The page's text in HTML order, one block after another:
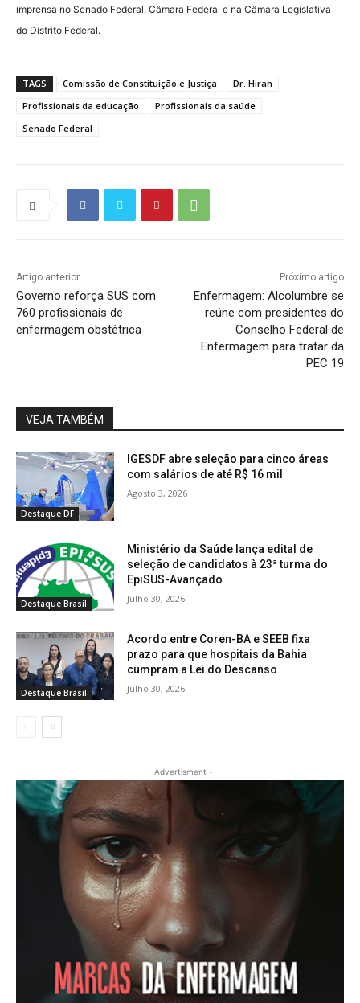
imprensa no Senado Federal, Câmara Federal e na Câmara Legislativa
do Distrito Federal.
TAGS Comissão de Constituição e Justiça
Dr. Hiran
Profissionais da educação
Profissionais da saúde
Senado Federal
Artigo anterior
Governo reforça SUS com
760 profissionais de
enfermagem obstétrica
Próximo artigo
Enfermagem: Alcolumbre se
reúne com presidentes do
Conselho Federal de
Enfermagem para tratar da
PEC 19
VEJA TAMBÉM
Destaque DF
IGESDF abre seleção para cinco áreas
com salários de até R$ 16 mil
Agosto 3, 2026
Destaque Brasil
Ministério da Saúde lança edital de
seleção de candidatos à 23ª turma do
EpiSUS-Avançado
Julho 30, 2026
Destaque Brasil
Acordo entre Coren-BA e SEEB fixa
prazo para que hospitais da Bahia
cumpram a Lei do Descanso
Julho 30, 2026
- Advertisment -